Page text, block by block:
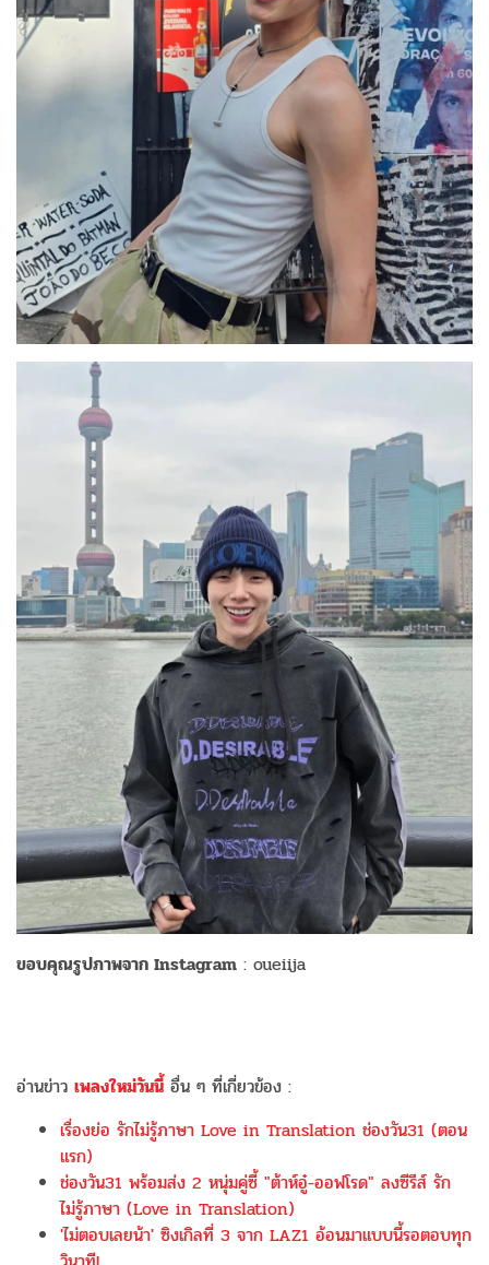
ขอบคุณรูปภาพจาก Instagram : oueiija
อ่านข่าว เพลงใหม่วันนี้ อื่น ๆ ที่เกี่ยวข้อง :
เรื่องย่อ รักไม่รู้ภาษา Love in Translation ช่องวัน31 (ตอน
แรก)
ช่องวัน31 พร้อมส่ง 2 หนุ่มคู่ซี้ "ต้าห์อู๋-ออฟโรด" ลงซีรีส์ รัก
ไม่รู้ภาษา (Love in Translation)
'ไม่ตอบเลยน้า' ซิงเกิลที่ 3 จาก LAZ1 อ้อนมาแบบนี้รอตอบทุก